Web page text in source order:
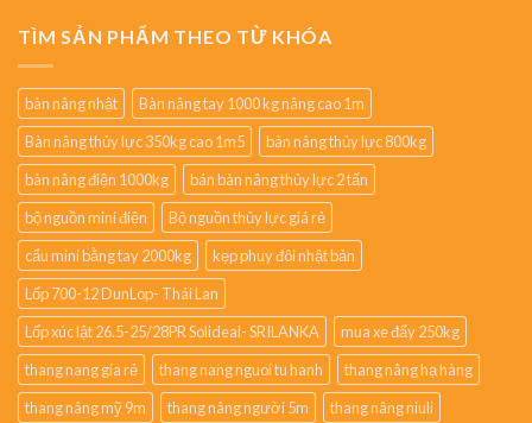
TÌM SẢN PHẨM THEO TỪ KHÓA
bàn nâng nhật
Bàn nâng tay 1000 kg nâng cao 1m
Bàn nâng thủy lực 350kg cao 1m5
bàn nâng thủy lực 800kg
bàn nâng điện 1000kg
bán bàn nâng thủy lực 2 tấn
bộ nguồn mini điện
Bộ nguồn thủy lực giá rẻ
cẩu mini bằng tay 2000kg
kẹp phuy đôi nhật bản
Lốp 700-12 DunLop- Thái Lan
Lốp xúc lật 26.5-25/28PR Solideal- SRILANKA
mua xe đẩy 250kg
thang nang gia rẻ
thang nang nguoi tu hanh
thang nâng hạ hàng
thang nâng mỹ 9m
thang nâng người 5m
thang nâng niuli